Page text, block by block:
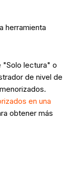
herramienta
"Solo lectura" o
de nivel de
en una
obtener más